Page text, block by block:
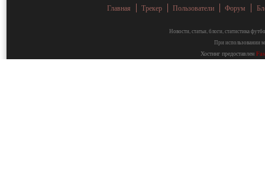
Главная Трекер Пользователи Форум
Новости, статьи, блоги, статистика
При использовании
Хостинг предоставлен